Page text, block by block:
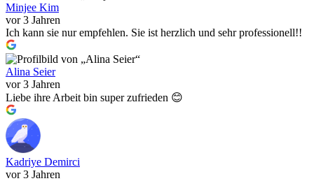
Minjee Kim
vor 3 Jahren
Ich kann sie nur empfehlen. Sie ist herzlich und sehr professionell!!
Alina Seier
vor 3 Jahren
Liebe ihre Arbeit bin super zufrieden 😊
Kadriye Demirci
vor 3 Jahren